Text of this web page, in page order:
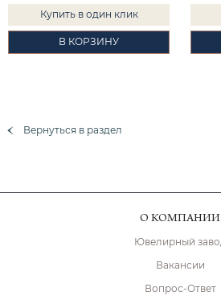
Купить в один клик
В КОРЗИНУ
Вернуться в раздел
О КОМПАНИИ
Ювелирный
Вакансии
Вопрос-Ответ